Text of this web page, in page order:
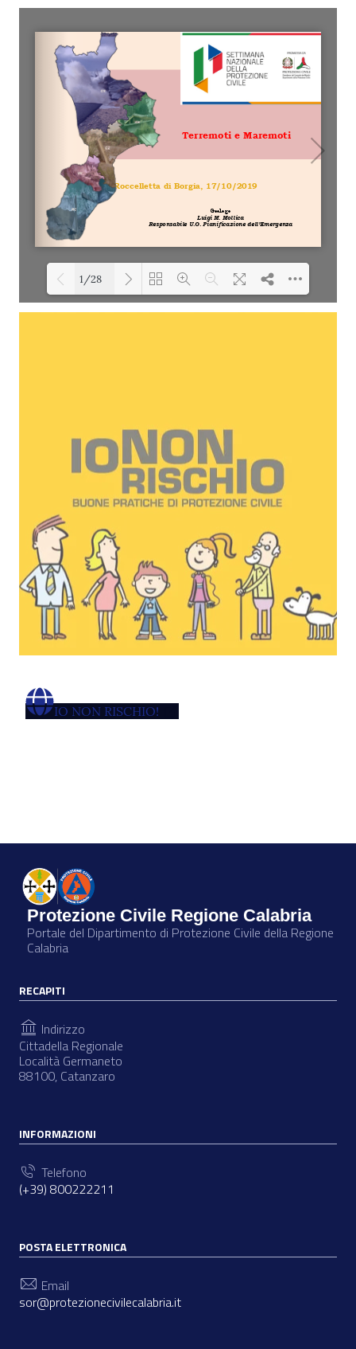
1/28
IO NON RISCHIO!
Protezione Civile Regione Calabria
Portale del Dipartimento di Protezione Civile della Regione
Calabria
RECAPITI
Indirizzo
Cittadella Regionale
Località Germaneto
88100, Catanzaro
INFORMAZIONI
Telefono
(+39) 800222211
POSTA ELETTRONICA
Email
sor@protezionecivilecalabria.it